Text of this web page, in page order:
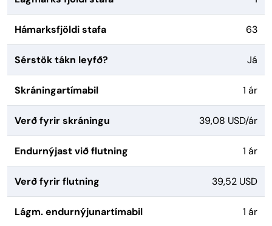
Hámarksfjöldi stafa 63
Sérstök tákn leyfð? Já
Skráningartímabil 1 ár
Verð fyrir skráningu 39,08 USD/ár
Endurnýjast við flutning 1 ár
Verð fyrir flutning 39,52 USD
Lágm. endurnýjunartímabil 1 ár